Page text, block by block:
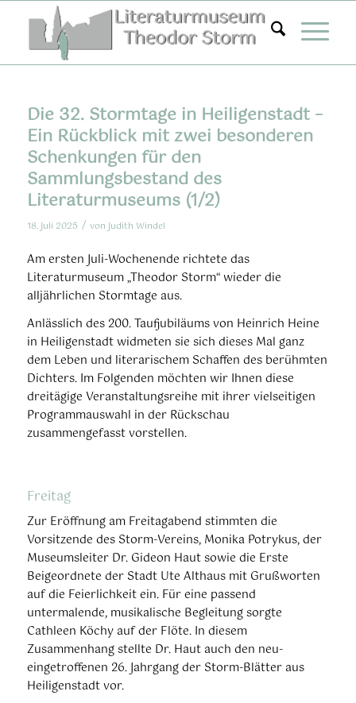
springen
Die 32. Stormtage in Heiligenstadt –
Ein Rückblick mit zwei besonderen
Schenkungen für den
Sammlungsbestand des
Literaturmuseums (1/2)
18. Juli 2025 / von Judith Windel
Am ersten Juli-Wochenende richtete das
Literaturmuseum „Theodor Storm“ wieder die
alljährlichen Stormtage aus.
Anlässlich des 200. Taufjubiläums von Heinrich Heine
in Heiligenstadt widmeten sie sich dieses Mal ganz
dem Leben und literarischem Schaffen des berühmten
Dichters. Im Folgenden möchten wir Ihnen diese
dreitägige Veranstaltungsreihe mit ihrer vielseitigen
Programmauswahl in der Rückschau
zusammengefasst vorstellen.
Freitag
Zur Eröffnung am Freitagabend stimmten die
Vorsitzende des Storm-Vereins, Monika Potrykus, der
Museumsleiter Dr. Gideon Haut sowie die Erste
Beigeordnete der Stadt Ute Althaus mit Grußworten
auf die Feierlichkeit ein. Für eine passend
untermalende, musikalische Begleitung sorgte
Cathleen Köchy auf der Flöte. In diesem
Zusammenhang stellte Dr. Haut auch den neu-
eingetroffenen 26. Jahrgang der Storm-Blätter aus
Heiligenstadt vor.